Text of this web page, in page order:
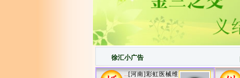
徐汇小广告
..[河南]彩虹医械维